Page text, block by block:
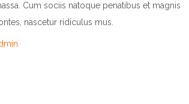
Cum sociis natoque penatibus et magnis
nascetur ridiculus mus.